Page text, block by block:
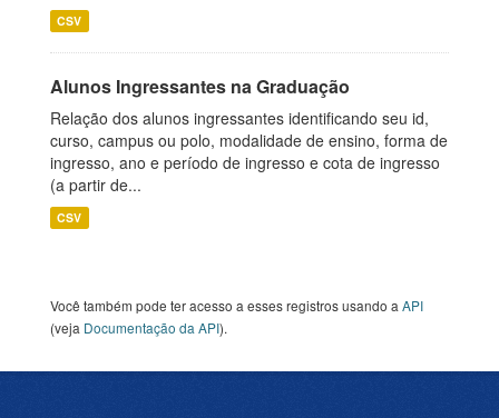
CSV
Alunos Ingressantes na Graduação
Relação dos alunos ingressantes identificando seu id,
curso, campus ou polo, modalidade de ensino, forma de
ingresso, ano e período de ingresso e cota de ingresso
(a partir de...
CSV
Você também pode ter acesso a esses registros usando a API
(veja Documentação da API).